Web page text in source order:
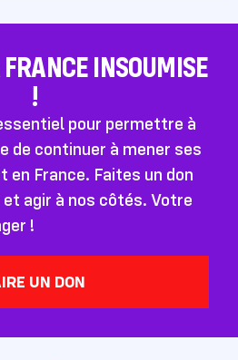
INSOUMISE
!
pour permettre à
de continuer à mener ses
en France. Faites un don
agir à nos côtés. Votre
!
UN DON